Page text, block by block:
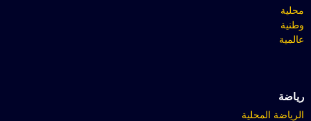
محلية
وطنية
عالمية
رياضة
الرياضة المحلية